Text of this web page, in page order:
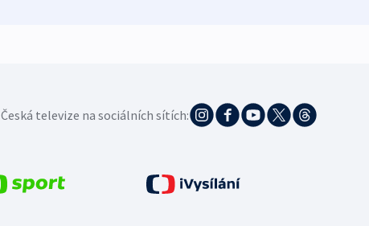
Česká televize na sociálních sítích: